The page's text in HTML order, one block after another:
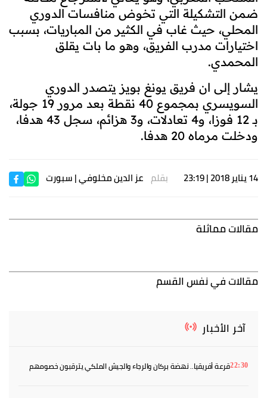
ضمن التشكيلة التي تخوض منافسات الدوري
المحلي، حيث غاب في الكثير من المباريات، بسبب
اختيارات مدرب الفريق، وهو ما بات يقلق
المحمدي.
يشار إلى ان فريق يونغ بويز يتصدر الدوري
السويسري بمجموع 40 نقطة بعد مرور 19 جولة،
بـ 12 فوزا، و4 تعادلات، و3 هزائم، سجل 43 هدفا،
ودخلت مرماه 20 هدفا.
14 يناير 2018 | 23:19 بقلم عز الدين مخلوفي| سبورت
مقالات مماثلة
مقالات في نفس القسم
آخر الأخبار
22:30قرعة أفريقيا.. نهضة بركان والرجاء والجيش الملكي يترقبون خصومهم